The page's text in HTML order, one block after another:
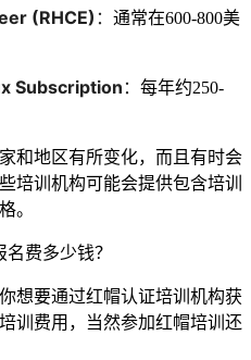
(RHCE) ： 通常在600-800美
Subscription ： 每年约250-
和地区有所变化，而且有时会
培训机构可能会提供包含培训
。
想要通过红帽认证培训机构获
训费用，当然参加红帽培训还